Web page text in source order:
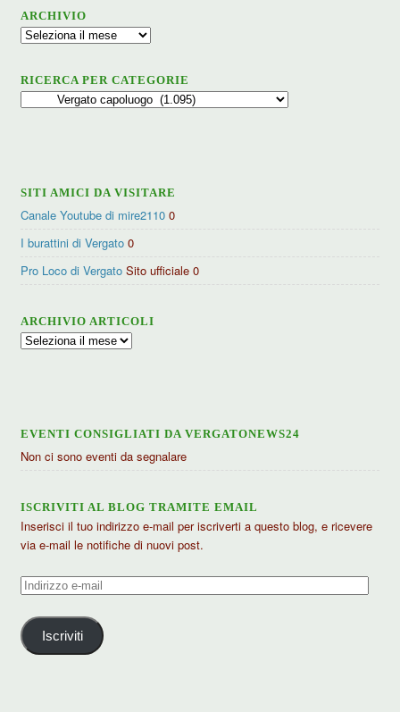
ARCHIVIO
Archivio
RICERCA PER CATEGORIE
Ricerca
SITI AMICI DA VISITARE
Canale Youtube di mire2110 0
I burattini di Vergato 0
Pro Loco di Vergato Sito ufficiale 0
ARCHIVIO ARTICOLI
Archivio
EVENTI CONSIGLIATI DA VERGATONEWS24
Non ci sono eventi da segnalare
ISCRIVITI AL BLOG TRAMITE EMAIL
Inserisci il tuo indirizzo e-mail per iscriverti a questo blog, e ricevere
via e-mail le notifiche di nuovi post.
Indirizzo
mail
Iscriviti